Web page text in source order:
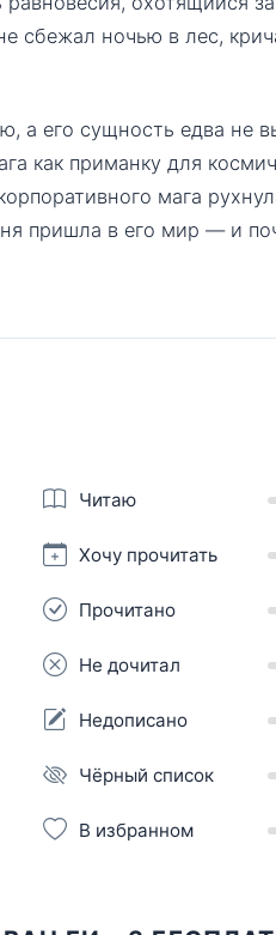
сбежал ночью в лес,
а его сущность едва не
как приманку для
мага
пришла в его мир — и
Читаю
Хочу прочитать
Прочитано
Не дочитал
Недописано
Чёрный список
В избранном